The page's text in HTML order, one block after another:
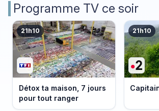
Programme TV ce soir
21h10
Détox ta maison, 7 jours
pour tout ranger
21h10